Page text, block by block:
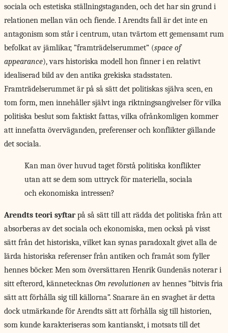
sociala och estetiska ställningstaganden, och det har sin grund i
relationen mellan vän och fiende. I Arendts fall är det inte en
antagonism som står i centrum, utan tvärtom ett gemensamt rum
befolkat av jämlikar, ”framträdelserummet” (space of
appearance), vars historiska modell hon finner i en relativt
idealiserad bild av den antika grekiska stadsstaten.
Framträdelserummet är på så sätt det politiskas själva scen, en
tom form, men innehåller självt inga riktningsangivelser för vilka
politiska beslut som faktiskt fattas, vilka ofrånkomligen kommer
att innefatta överväganden, preferenser och konflikter gällande
det sociala.
Kan man över huvud taget förstå politiska konflikter
utan att se dem som uttryck för materiella, sociala
och ekonomiska intressen?
Arendts teori syftarpå så sätt till att rädda det politiska från att
absorberas av det sociala och ekonomiska, men också på visst
sätt från det historiska, vilket kan synas paradoxalt givet alla de
lärda historiska referenser från antiken och framåt som fyller
hennes böcker. Men som översättaren Henrik Gundenäs noterar i
sitt efterord, kännetecknas Om revolutionen av hennes ”bitvis fria
sätt att förhålla sig till källorna”. Snarare än en svaghet är detta
dock utmärkande för Arendts sätt att förhålla sig till historien,
som kunde karakteriseras som kantianskt, i motsats till det